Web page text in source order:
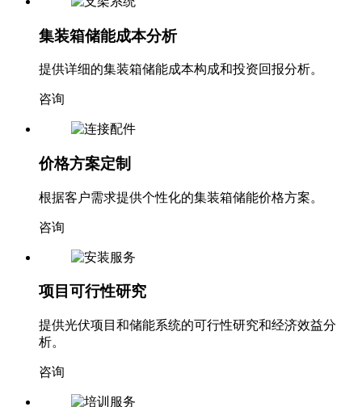
集装箱储能成本分析
提供详细的集装箱储能成本构成和投资回报分析。
咨询
价格方案定制
根据客户需求提供个性化的集装箱储能价格方案。
咨询
项目可行性研究
提供光伏项目和储能系统的可行性研究和经济效益分
析。
咨询